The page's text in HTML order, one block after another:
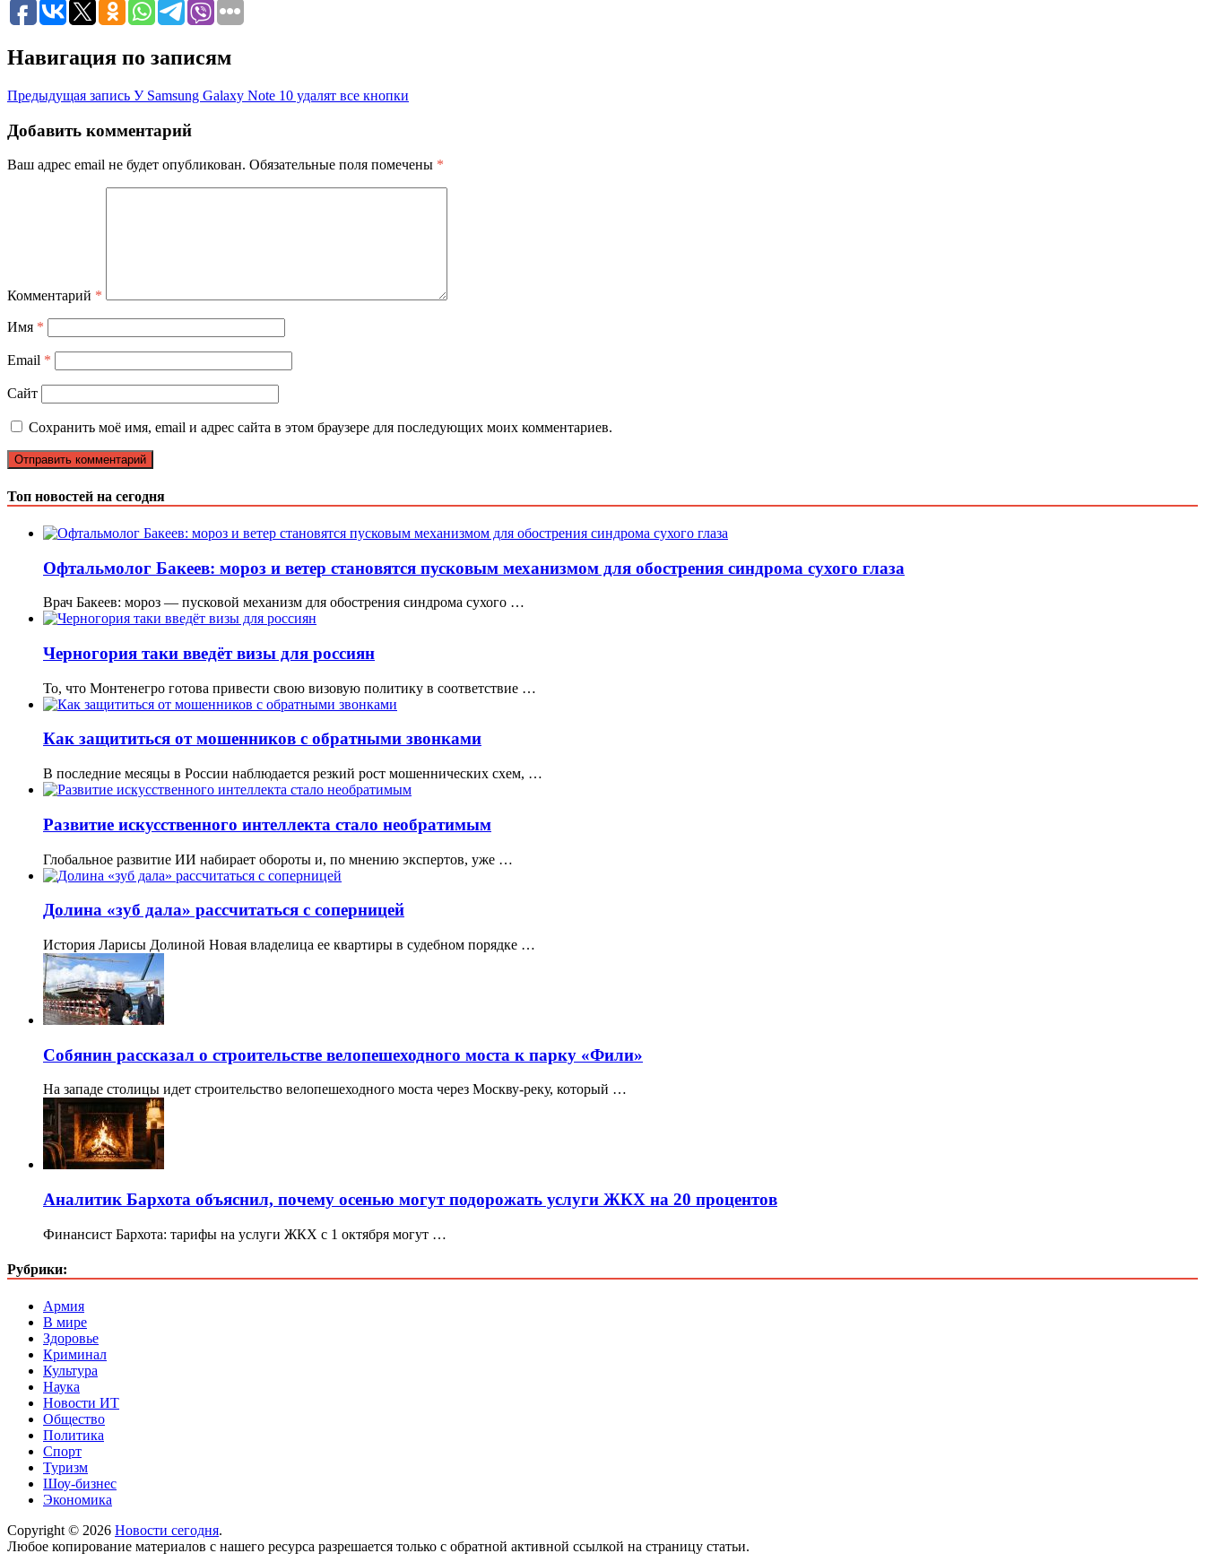
Навигация по записям
Предыдущая запись У Samsung Galaxy Note 10 удалят все кнопки
Добавить комментарий
Ваш адрес email не будет опубликован. Обязательные поля помечены *
Комментарий *
Имя *
Email *
Сайт
Сохранить моё имя, email и адрес сайта в этом браузере для последующих моих комментариев.
Топ новостей на сегодня
Офтальмолог Бакеев: мороз и ветер становятся пусковым механизмом для обострения синдрома сухого глаза
Врач Бакеев: мороз — пусковой механизм для обострения синдрома сухого …
Черногория таки введёт визы для россиян
То, что Монтенегро готова привести свою визовую политику в соответствие …
Как защититься от мошенников с обратными звонками
В последние месяцы в России наблюдается резкий рост мошеннических схем, …
Развитие искусственного интеллекта стало необратимым
Глобальное развитие ИИ набирает обороты и, по мнению экспертов, уже …
Долина «зуб дала» рассчитаться с соперницей
История Ларисы Долиной Новая владелица ее квартиры в судебном порядке …
Собянин рассказал о строительстве велопешеходного моста к парку «Фили»
На западе столицы идет строительство велопешеходного моста через Москву-реку, который …
Аналитик Бархота объяснил, почему осенью могут подорожать услуги ЖКХ на 20 процентов
Финансист Бархота: тарифы на услуги ЖКХ с 1 октября могут …
Рубрики:
Армия
В мире
Здоровье
Криминал
Культура
Наука
Новости ИТ
Общество
Политика
Спорт
Туризм
Шоу-бизнес
Экономика
Copyright © 2026 Новости сегодня.
Любое копирование материалов с нашего ресурса разрешается только с обратной активной ссылкой на страницу статьи.